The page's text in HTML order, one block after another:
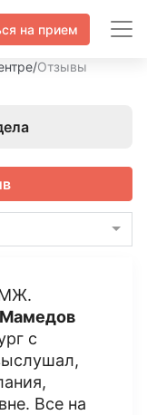
на прием
/Отзывы
Мамедов
с
Все на